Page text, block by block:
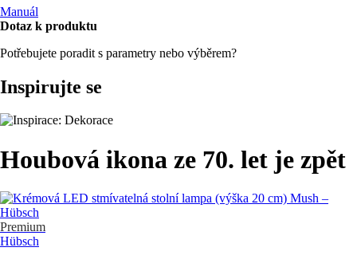
Manuál
Dotaz k produktu
Potřebujete poradit s parametry nebo výběrem?
Inspirujte se
Houbová ikona ze 70. let je zpět
Premium
Hübsch